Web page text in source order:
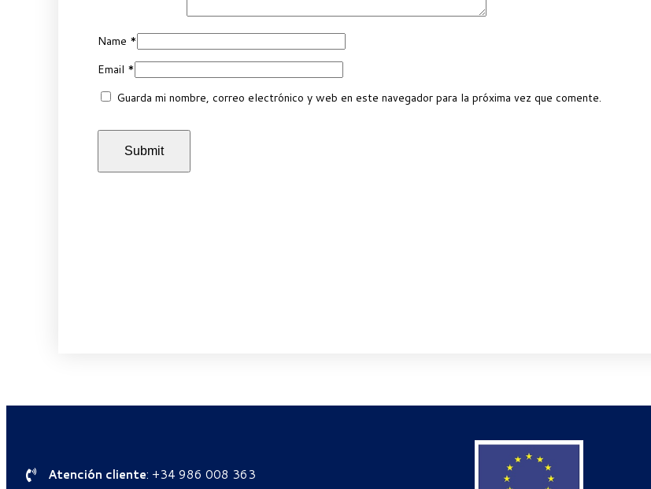
Name *
Email *
Guarda mi nombre, correo electrónico y web en este navegador para la próxima vez que comente.
Atención cliente: +34 986 008 363